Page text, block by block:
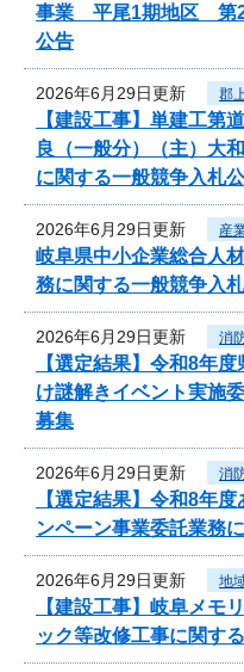
事業 平尾1期地区 第2
公告
2026年6月29日更新 郡
【建設工事】単建工第
良（一般分）（主）大
に関する一般競争入札
2026年6月29日更新 産
岐阜県中小企業総合人
務に関する一般競争入
2026年6月29日更新 消
【選定結果】令和8年
け謎解きイベント実施
募集
2026年6月29日更新 消
【選定結果】令和8年
ンペーン事業委託業務
2026年6月29日更新 地
【建設工事】岐阜メモ
ック等改修工事に関す